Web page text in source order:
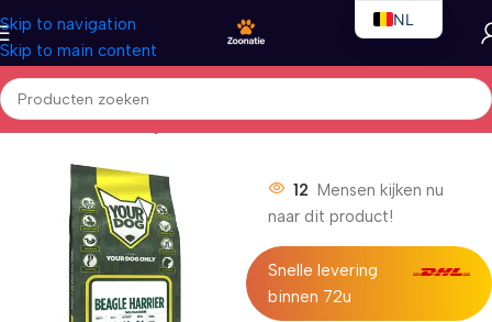
Skip to navigation
Skip to main content
Home/Honden/Droogvoer
12 Mensen kijken nu
naar dit product!
Snelle levering
binnen 72u
NL